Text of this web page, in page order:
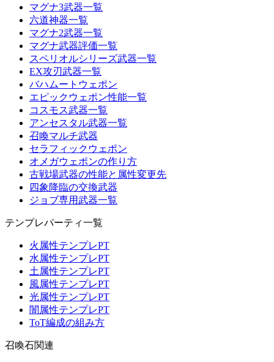
マグナ3武器一覧
六道神器一覧
マグナ2武器一覧
マグナ武器評価一覧
スペリオルシリーズ武器一覧
EX攻刃武器一覧
バハムートウェポン
エピックウェポン性能一覧
コスモス武器一覧
アンセスタル武器一覧
召喚マルチ武器
セラフィックウェポン
オメガウェポンの作り方
古戦場武器の性能と属性変更先
四象降臨の交換武器
ジョブ専用武器一覧
テンプレパーティ一覧
火属性テンプレPT
水属性テンプレPT
土属性テンプレPT
風属性テンプレPT
光属性テンプレPT
闇属性テンプレPT
ToT編成の組み方
召喚石関連